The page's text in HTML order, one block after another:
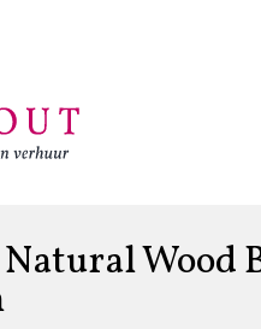
Wood